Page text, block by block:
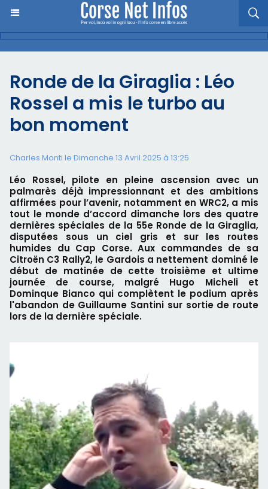
Ronde de la Giraglia : Léo
Rossel a mis le turbo au
bon moment
Charles Monti le Dimanche 13 Avril 2025 à 13:25
Léo Rossel, pilote en pleine ascension avec un
palmarès déjà impressionnant et des ambitions
affirmées pour l’avenir, notamment en WRC2, a mis
tout le monde d’accord dimanche lors des quatre
dernières spéciales de la 55e Ronde de la Giraglia,
disputées sous un ciel gris et sur les routes
humides du Cap Corse. Aux commandes de sa
Citroën C3 Rally2, le Gardois a nettement dominé le
début de matinée de cette troisième et ultime
journée de course, malgré Hugo Micheli et
Dominque Bianco qui complètent le podium après
l'abandon de Guillaume Santini sur sortie de route
lors de la dernière spéciale.